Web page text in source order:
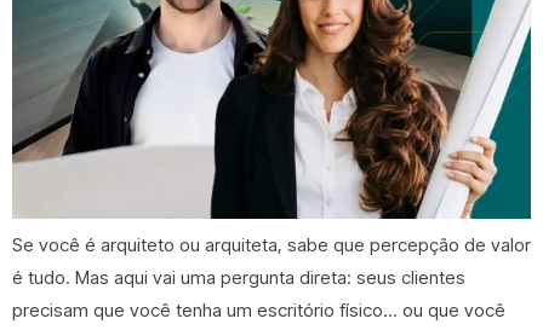
Se você é arquiteto ou arquiteta, sabe que percepção de valor
é tudo. Mas aqui vai uma pergunta direta: seus clientes
precisam que você tenha um escritório físico… ou que você